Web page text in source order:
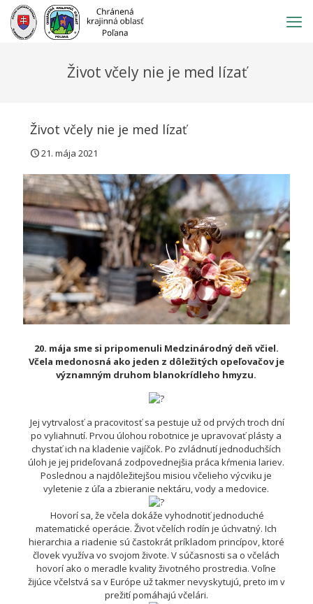
Prejsť
obsah
Život včely nie je med lízať
Život včely nie je med lízať
21. mája 2021
20. mája sme si pripomenuli Medzinárodný deň včiel.
Včela medonosná ako jeden z dôležitých opeľovačov je
významným druhom blanokrídleho hmyzu.
Jej vytrvalosť a pracovitosť sa pestuje už od prvých troch dní
po vyliahnutí. Prvou úlohou robotnice je upravovať plásty a
chystať ich na kladenie vajíčok. Po zvládnutí jednoduchších
úloh je jej prideľovaná zodpovednejšia práca kŕmenia lariev.
Poslednou a najdôležitejšou misiou včelieho výcviku je
vyletenie z úľa a zbieranie nektáru, vody a medovice.
Hovorí sa, že včela dokáže vyhodnotiť jednoduché
matematické operácie. Život včelích rodín je úchvatný. Ich
hierarchia a riadenie sú častokrát príkladom princípov, ktoré
človek využíva vo svojom živote. V súčasnosti sa o včelách
hovorí ako o meradle kvality životného prostredia. Voľne
žijúce včelstvá sa v Európe už takmer nevyskytujú, preto im v
prežití pomáhajú včelári.